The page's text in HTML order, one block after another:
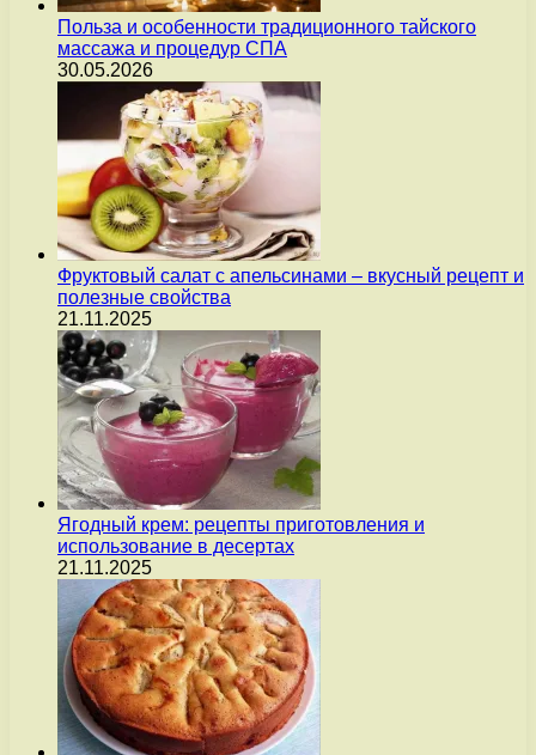
Польза и особенности традиционного тайского
массажа и процедур СПА
30.05.2026
Фруктовый салат с апельсинами – вкусный рецепт и
полезные свойства
21.11.2025
Ягодный крем: рецепты приготовления и
использование в десертах
21.11.2025